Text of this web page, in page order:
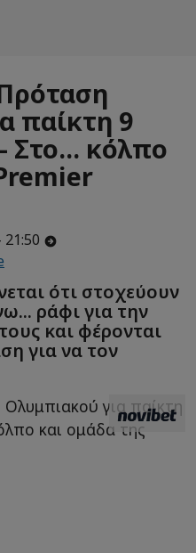
παίκτη 9
Στο... κόλπο
ότι στοχεύουν
ράφι για την
και φέρονται
για να τον